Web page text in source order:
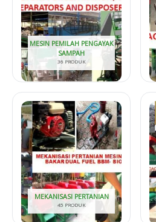
MESIN PEMILAH PENGAYAK
SAMPAH
36 PRODUK
MEKANISASI PERTANIAN
45 PRODUK